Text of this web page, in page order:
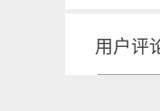
用户评